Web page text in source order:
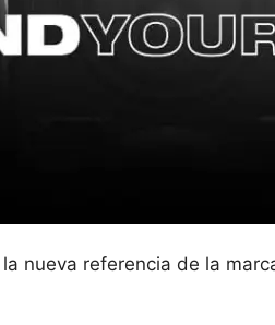
la nueva referencia de la